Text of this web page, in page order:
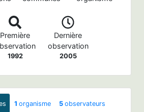
Première
1992
Dernière
observation
2005
1 organisme 5 observateurs